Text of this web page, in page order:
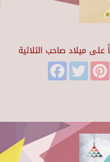
FacebookTwitter